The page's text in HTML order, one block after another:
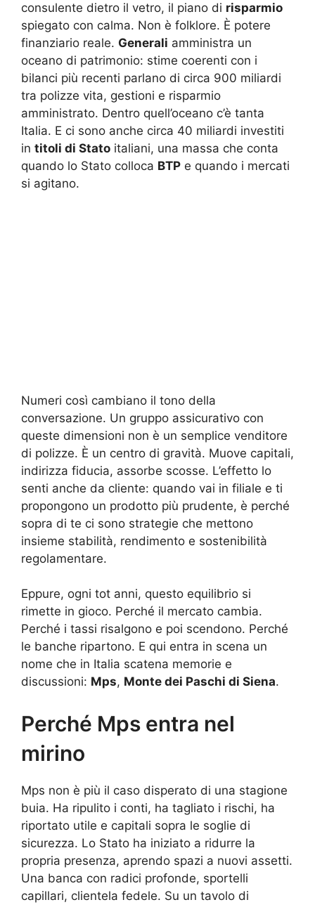
consulente dietro il vetro, il piano di risparmio
spiegato con calma. Non è folklore. È potere
finanziario reale. Generali amministra un
oceano di patrimonio: stime coerenti con i
bilanci più recenti parlano di circa 900 miliardi
tra polizze vita, gestioni e risparmio
amministrato. Dentro quell’oceano c’è tanta
Italia. E ci sono anche circa 40 miliardi investiti
in titoli di Stato italiani, una massa che conta
quando lo Stato colloca BTP e quando i mercati
si agitano.
Numeri così cambiano il tono della
conversazione. Un gruppo assicurativo con
queste dimensioni non è un semplice venditore
di polizze. È un centro di gravità. Muove capitali,
indirizza fiducia, assorbe scosse. L’effetto lo
senti anche da cliente: quando vai in filiale e ti
propongono un prodotto più prudente, è perché
sopra di te ci sono strategie che mettono
insieme stabilità, rendimento e sostenibilità
regolamentare.
Eppure, ogni tot anni, questo equilibrio si
rimette in gioco. Perché il mercato cambia.
Perché i tassi risalgono e poi scendono. Perché
le banche ripartono. E qui entra in scena un
nome che in Italia scatena memorie e
discussioni: Mps, Monte dei Paschi di Siena.
Perché Mps entra nel
mirino
Mps non è più il caso disperato di una stagione
buia. Ha ripulito i conti, ha tagliato i rischi, ha
riportato utile e capitali sopra le soglie di
sicurezza. Lo Stato ha iniziato a ridurre la
propria presenza, aprendo spazi a nuovi assetti.
Una banca con radici profonde, sportelli
capillari, clientela fedele. Su un tavolo di